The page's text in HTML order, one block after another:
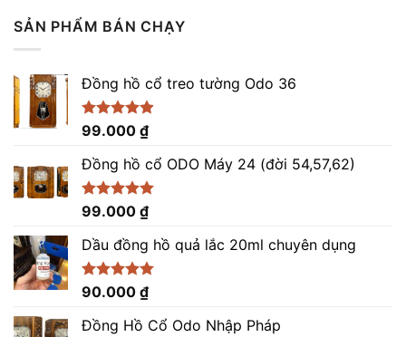
9.200.000 ₫.
SẢN PHẨM BÁN CHẠY
Đồng hồ cổ treo tường Odo 36
Được xếp
4.86
5 sao
99.000 ₫
Đồng hồ cổ ODO Máy 24 (đời 54,57,62)
Được xếp
5.00
5 sao
99.000 ₫
Dầu đồng hồ quả lắc 20ml chuyên dụng
Được xếp
5.00
5 sao
90.000 ₫
Đồng Hồ Cổ Odo Nhập Pháp